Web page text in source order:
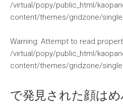
/virtual/popy/public_html/
content/themes/gridzone/
Warning: Attempt to read
/virtual/popy/public_html/
content/themes/gridzone/
で発見された顔は